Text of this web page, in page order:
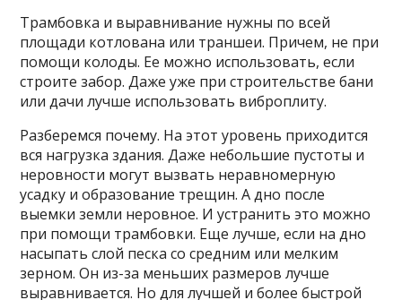
Трамбовка и выравнивание нужны по всей
площади котлована или траншеи. Причем, не при
помощи колоды. Ее можно использовать, если
строите забор. Даже уже при строительстве бани
или дачи лучше использовать виброплиту.
Разберемся почему. На этот уровень приходится
вся нагрузка здания. Даже небольшие пустоты и
неровности могут вызвать неравномерную
усадку и образование трещин. А дно после
выемки земли неровное. И устранить это можно
при помощи трамбовки. Еще лучше, если на дно
насыпать слой песка со средним или мелким
зерном. Он из-за меньших размеров лучше
выравнивается. Но для лучшей и более быстрой